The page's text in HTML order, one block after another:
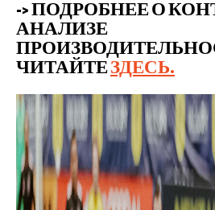
-> ПОДРОБНЕЕ О
АНАЛИЗЕ
ЧИТАЙТЕЗДЕСЬ.